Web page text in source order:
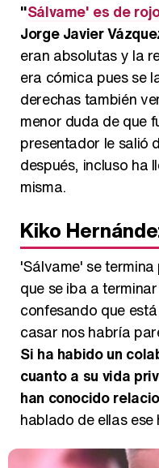
"Sálvame' es de
Jorge Javier
eran absolutas y la
era cómica pues se
derechas también
menor duda de que
presentador le salió
después, incluso ha
misma.
Kiko
'Sálvame' se
que se iba a
confesando que
casar nos habría
Si ha habido un
cuanto a su vida
han conocido
hablado de ellas